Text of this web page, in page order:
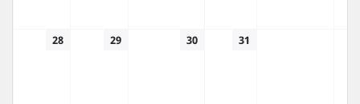
28 29 30 31